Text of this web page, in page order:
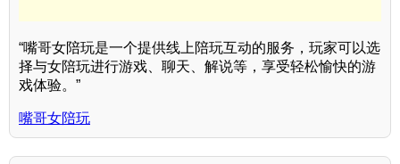
“嘴哥女陪玩是一个提供线上陪玩互动的服务，玩家可以选
择与女陪玩进行游戏、聊天、解说等，享受轻松愉快的游
戏体验。”
嘴哥女陪玩